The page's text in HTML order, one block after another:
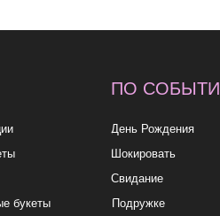
до 2к
5—7к
День Рождения